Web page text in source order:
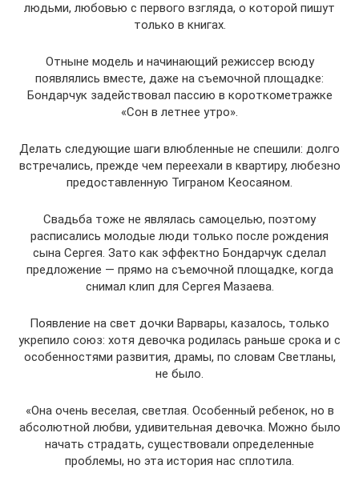
людьми, любовью с первого взгляда, о которой пишут
только в книгах.
Отныне модель и начинающий режиссер всюду
появлялись вместе, даже на съемочной площадке:
Бондарчук задействовал пассию в короткометражке
«Сон в летнее утро».
Делать следующие шаги влюбленные не спешили: долго
встречались, прежде чем переехали в квартиру, любезно
предоставленную Тиграном Кеосаяном.
Свадьба тоже не являлась самоцелью, поэтому
расписались молодые люди только после рождения
сына Сергея. Зато как эффектно Бондарчук сделал
предложение — прямо на съемочной площадке, когда
снимал клип для Сергея Мазаева.
Появление на свет дочки Варвары, казалось, только
укрепило союз: хотя девочка родилась раньше срока и с
особенностями развития, драмы, по словам Светланы,
не было.
«Она очень веселая, светлая. Особенный ребенок, но в
абсолютной любви, удивительная девочка. Можно было
начать страдать, существовали определенные
проблемы, но эта история нас сплотила.